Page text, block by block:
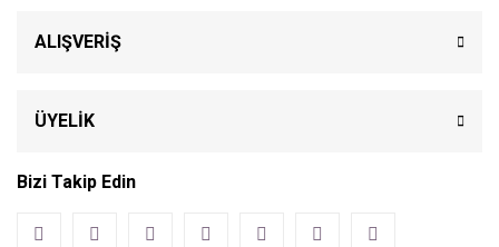
ALIŞVERİŞ
ÜYELİK
Bizi Takip Edin